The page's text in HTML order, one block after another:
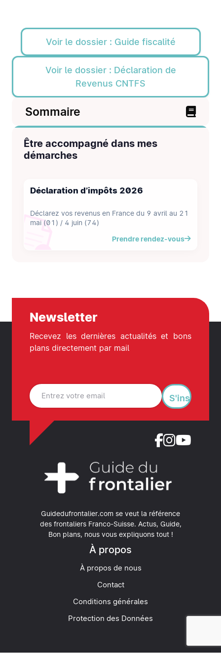
Voir le dossier : Guide fiscalité
Voir le dossier : Déclaration de
Revenus CNTFS
Sommaire
Être accompagné dans mes
démarches
Déclaration d’impôts 2026
Déclarez vos revenus en France du 9 avril au 21
mai (01) / 4 juin (74)
Prendre rendez-vous
Guidedufrontalier.com se veut la référence
des frontaliers Franco-Suisse. Actus, Guide,
Bon plans, nous vous expliquons tout !
À propos
À propos de nous
Contact
Conditions générales
Protection des Données
Newsletter
Recevez les dernières actualités et bons
plans directement par mail
S'inscrire